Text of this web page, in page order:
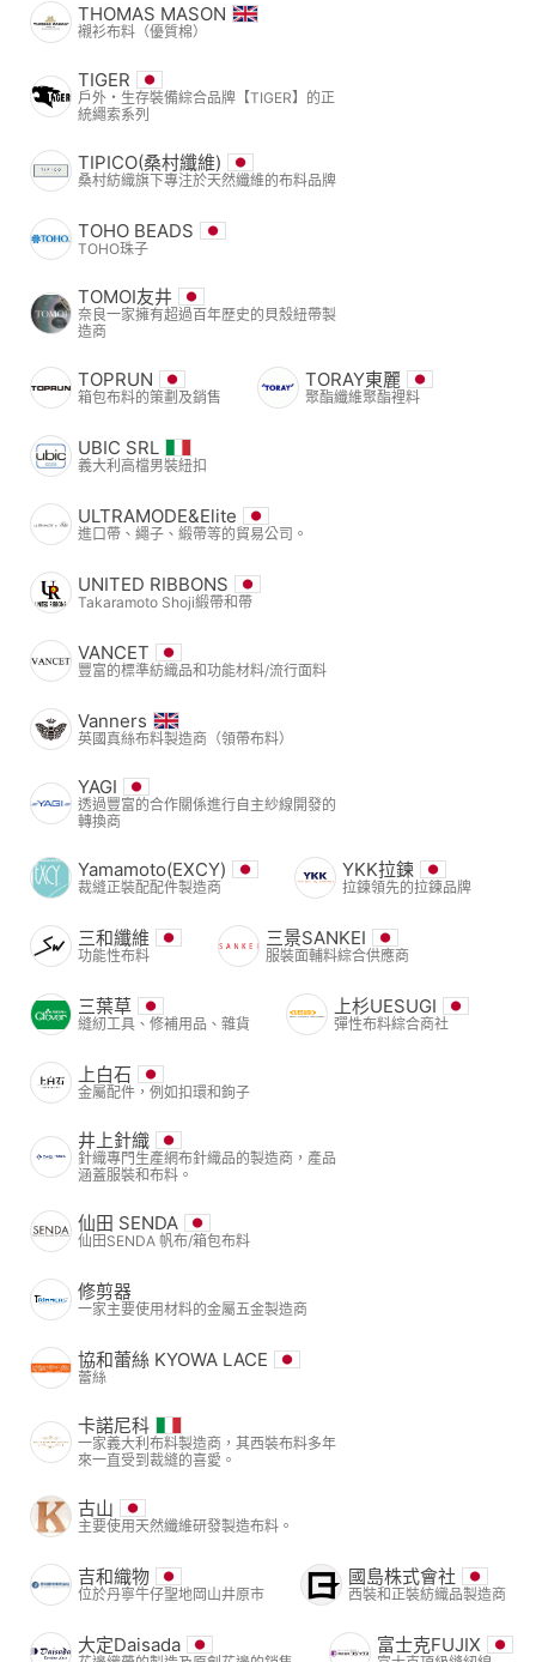
THOMAS MASON
襯衫布料（優質棉）
TIGER
戶外・生存裝備綜合品牌【TIGER】的正
統繩索系列
TIPICO(桑村纖維)
桑村紡織旗下專注於天然纖維的布料品牌
TOHO BEADS
TOHO珠子
TOMOI友井
奈良一家擁有超過百年歷史的貝殼紐帶製
造商
TOPRUN
箱包布料的策劃及銷售
TORAY東麗
聚酯纖維聚酯裡料
UBIC SRL
義大利高檔男裝紐扣
ULTRAMODE&Elite
進口帶、繩子、緞帶等的貿易公司。
UNITED RIBBONS
Takaramoto Shoji緞帶和帶
VANCET
豐富的標準紡織品和功能材料/流行面料
Vanners
英國真絲布料製造商（領帶布料）
YAGI
透過豐富的合作關係進行自主紗線開發的
轉換商
Yamamoto(EXCY)
裁縫正裝配配件製造商
YKK拉鍊
拉鍊領先的拉鍊品牌
三和纖維
功能性布料
三景SANKEI
服裝面輔料綜合供應商
三葉草
縫紉工具、修補用品、雜貨
上杉UESUGI
彈性布料綜合商社
上白石
金屬配件，例如扣環和鉤子
井上針織
針織專門生產網布針織品的製造商，產品
涵蓋服裝和布料。
仙田 SENDA
仙田SENDA 帆布/箱包布料
修剪器
一家主要使用材料的金屬五金製造商
協和蕾絲 KYOWA LACE
蕾絲
卡諾尼科
一家義大利布料製造商，其西裝布料多年
來一直受到裁縫的喜愛。
古山
主要使用天然纖維研發製造布料。
吉和織物
位於丹寧牛仔聖地岡山井原市
國島株式會社
西裝和正裝紡織品製造商
大定Daisada 富士克FUJIX